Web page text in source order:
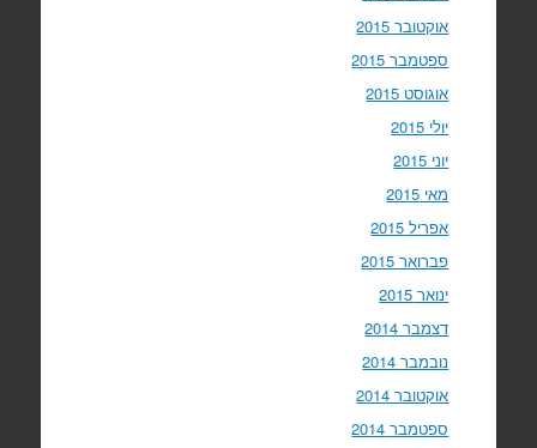
אוקטובר 2015
ספטמבר 2015
אוגוסט 2015
יולי 2015
יוני 2015
מאי 2015
אפריל 2015
פברואר 2015
ינואר 2015
דצמבר 2014
נובמבר 2014
אוקטובר 2014
ספטמבר 2014